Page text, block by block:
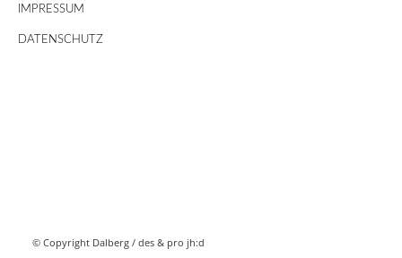
IMPRESSUM
DATENSCHUTZ
© Copyright Dalberg / des & pro jh:d